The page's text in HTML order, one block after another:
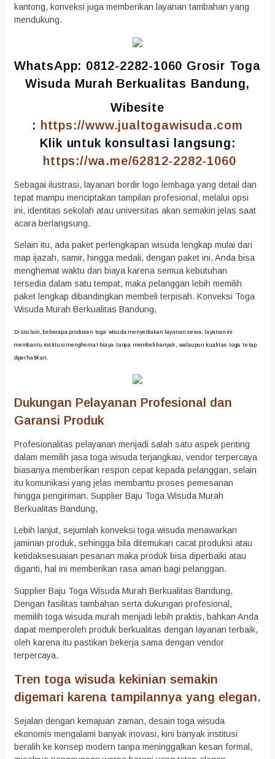
kantong, konveksi juga memberikan layanan tambahan yang
mendukung.
WhatsApp: 0812-2282-1060 Grosir Toga
Wisuda Murah Berkualitas Bandung,
Wibesite
: https://www.jualtogawisuda.com
Klik untuk konsultasi langsung:
https://wa.me/62812-2282-1060
Sebagai ilustrasi, layanan bordir logo lembaga yang detail dan
tepat mampu menciptakan tampilan profesional, melalui opsi
ini, identitas sekolah atau universitas akan semakin jelas saat
acara berlangsung.
Selain itu, ada paket perlengkapan wisuda lengkap mulai dari
map ijazah, samir, hingga medali, dengan paket ini, Anda bisa
menghemat waktu dan biaya karena semua kebutuhan
tersedia dalam satu tempat, maka pelanggan lebih memilih
paket lengkap dibandingkan membeli terpisah. Konveksi Toga
Wisuda Murah Berkualitas Bandung,
Di sisi lain, beberapa produsen toga wisuda menyediakan layanan sewa, layanan ini
membantu institusi menghemat biaya tanpa membeli banyak, walaupun kualitas toga tetap
diperhatikan.
Dukungan Pelayanan Profesional dan
Garansi Produk
Profesionalitas pelayanan menjadi salah satu aspek penting
dalam memilih jasa toga wisuda terjangkau, vendor terpercaya
biasanya memberikan respon cepat kepada pelanggan, selain
itu komunikasi yang jelas membantu proses pemesanan
hingga pengiriman. Supplier Baju Toga Wisuda Murah
Berkualitas Bandung,
Lebih lanjut, sejumlah konveksi toga wisuda menawarkan
jaminan produk, sehingga bila ditemukan cacat produksi atau
ketidaksesuaian pesanan maka produk bisa diperbaiki atau
diganti, hal ini memberikan rasa aman bagi pelanggan.
Supplier Baju Toga Wisuda Murah Berkualitas Bandung,
Dengan fasilitas tambahan serta dukungan profesional,
memilih toga wisuda murah menjadi lebih praktis, bahkan Anda
dapat memperoleh produk berkualitas dengan layanan terbaik,
oleh karena itu pastikan bekerja sama dengan vendor
terpercaya.
Tren toga wisuda kekinian semakin
digemari karena tampilannya yang elegan.
Sejalan dengan kemajuan zaman, desain toga wisuda
ekonomis mengalami banyak inovasi, kini banyak institusi
beralih ke konsep modern tanpa meninggalkan kesan formal,